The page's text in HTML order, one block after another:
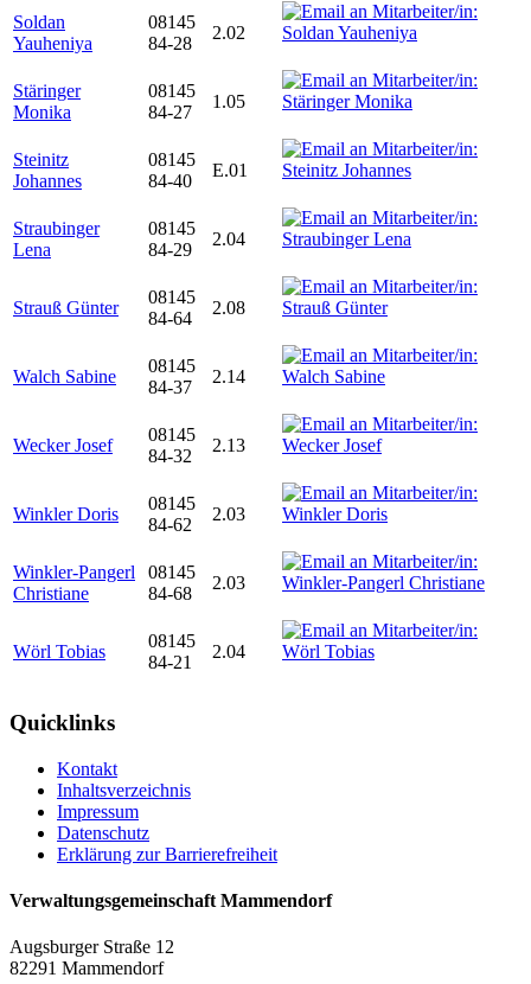
Soldan
Yauheniya
08145
84-28
2.02
Stäringer
Monika
08145
84-27
1.05
Steinitz
Johannes
08145
84-40
E.01
Straubinger
Lena
08145
84-29
2.04
Strauß Günter
08145
84-64
2.08
Walch Sabine
08145
84-37
2.14
Wecker Josef
08145
84-32
2.13
Winkler Doris
08145
84-62
2.03
Winkler-Pangerl
Christiane
08145
84-68
2.03
Wörl Tobias
08145
84-21
2.04
Quicklinks
Kontakt
Inhaltsverzeichnis
Impressum
Datenschutz
Erklärung zur Barrierefreiheit
Verwaltungsgemeinschaft Mammendorf
Augsburger Straße 12
82291 Mammendorf